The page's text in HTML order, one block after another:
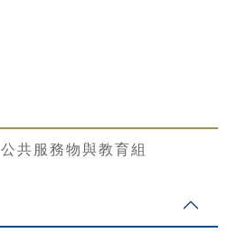
公共服務物與教育組